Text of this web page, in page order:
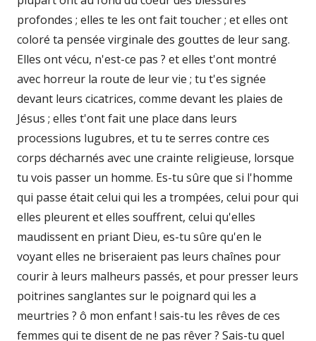
profondes ; elles te les ont fait toucher ; et elles ont
coloré ta pensée virginale des gouttes de leur sang.
Elles ont vécu, n'est-ce pas ? et elles t'ont montré
avec horreur la route de leur vie ; tu t'es signée
devant leurs cicatrices, comme devant les plaies de
Jésus ; elles t'ont fait une place dans leurs
processions lugubres, et tu te serres contre ces
corps décharnés avec une crainte religieuse, lorsque
tu vois passer un homme. Es-tu sûre que si l'homme
qui passe était celui qui les a trompées, celui pour qui
elles pleurent et elles souffrent, celui qu'elles
maudissent en priant Dieu, es-tu sûre qu'en le
voyant elles ne briseraient pas leurs chaînes pour
courir à leurs malheurs passés, et pour presser leurs
poitrines sanglantes sur le poignard qui les a
meurtries ? ô mon enfant ! sais-tu les rêves de ces
femmes qui te disent de ne pas rêver ? Sais-tu quel